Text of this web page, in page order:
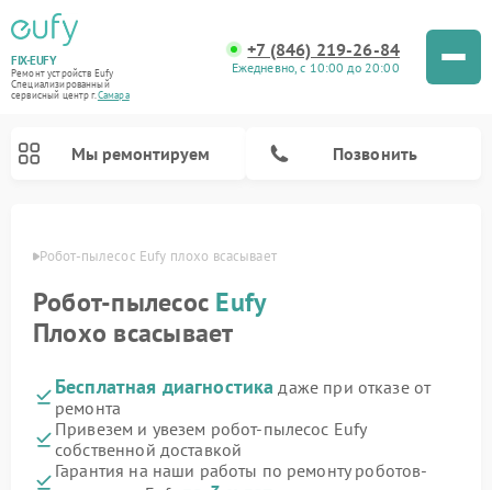
FIX-EUFY
Ремонт устройств Eufy
Специализированный
cервисный центр г.Самара
+7 (846) 219-26-84
Ежедневно, с 10:00 до 20:00
Мы ремонтируем Позвонить
Робот-пылесос Eufy плохо всасывает
Робот-пылесос Eufy
Плохо всасывает
Бесплатная диагностика даже при отказе от
ремонта
Привезем и увезем робот-пылесос Eufy
собственной доставкой
Гарантия на наши работы по ремонту роботов-